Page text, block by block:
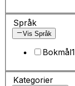
Språk
Vis Språk
Bokmål1
Kategorier